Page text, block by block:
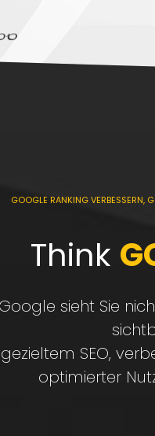
GOOGLE RANKING VERBESSERN,
Think
Google sieht Sie
SEO,
optimierter